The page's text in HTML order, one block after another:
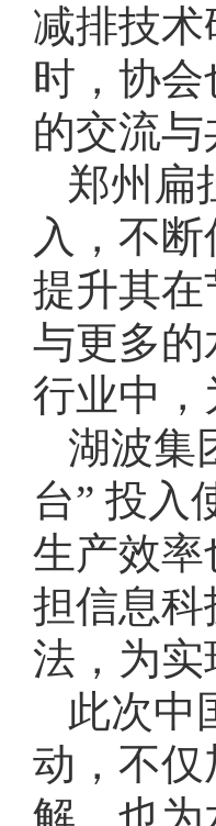
减排技
时，协
的交流
郑州扁
入，不
提升其
与更多
行业中
湖波集
台” 投入
生产效
担信息
法，为
此次中
动，不仅
解，也